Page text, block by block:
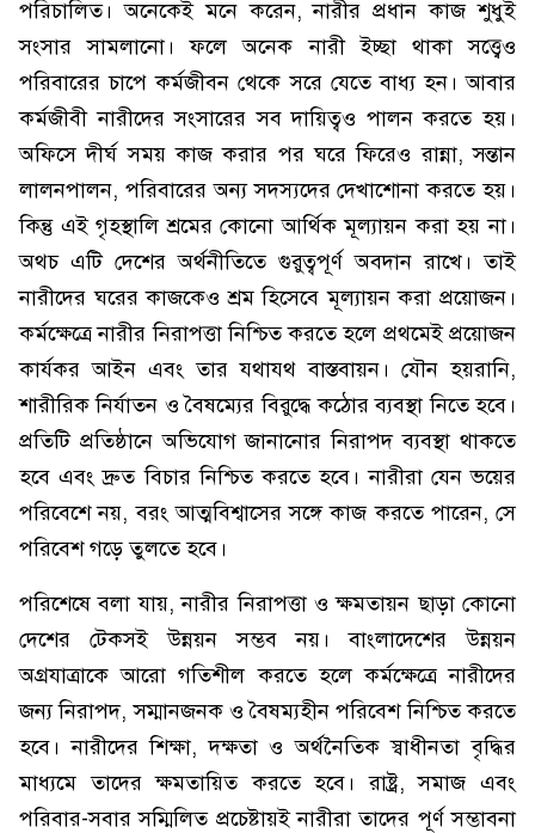
পরিচালিত। অনেকেই মনে করেন, নারীর প্রধান কাজ শুধুই
সংসার সামলানো। ফলে অনেক নারী ইচ্ছা থাকা সত্ত্বেও
পরিবারের চাপে কর্মজীবন থেকে সরে যেতে বাধ্য হন। আবার
কর্মজীবী নারীদের সংসারের সব দায়িত্বও পালন করতে হয়।
অফিসে দীর্ঘ সময় কাজ করার পর ঘরে ফিরেও রান্না, সন্তান
লালনপালন, পরিবারের অন্য সদস্যদের দেখাশোনা করতে হয়।
কিন্তু এই গৃহস্থালি শ্রমের কোনো আর্থিক মূল্যায়ন করা হয় না।
অথচ এটি দেশের অর্থনীতিতে গুরুত্বপূর্ণ অবদান রাখে। তাই
নারীদের ঘরের কাজকেও শ্রম হিসেবে মূল্যায়ন করা প্রয়োজন।
কর্মক্ষেত্রে নারীর নিরাপত্তা নিশ্চিত করতে হলে প্রথমেই প্রয়োজন
কার্যকর আইন এবং তার যথাযথ বাস্তবায়ন। যৌন হয়রানি,
শারীরিক নির্যাতন ও বৈষম্যের বিরুদ্ধে কঠোর ব্যবস্থা নিতে হবে।
প্রতিটি প্রতিষ্ঠানে অভিযোগ জানানোর নিরাপদ ব্যবস্থা থাকতে
হবে এবং দ্রুত বিচার নিশ্চিত করতে হবে। নারীরা যেন ভয়ের
পরিবেশে নয়, বরং আত্মবিশ্বাসের সঙ্গে কাজ করতে পারেন, সে
পরিবেশ গড়ে তুলতে হবে।
পরিশেষে বলা যায়, নারীর নিরাপত্তা ও ক্ষমতায়ন ছাড়া কোনো
দেশের টেকসই উন্নয়ন সম্ভব নয়। বাংলাদেশের উন্নয়ন
অগ্রযাত্রাকে আরো গতিশীল করতে হলে কর্মক্ষেত্রে নারীদের
জন্য নিরাপদ, সম্মানজনক ও বৈষম্যহীন পরিবেশ নিশ্চিত করতে
হবে। নারীদের শিক্ষা, দক্ষতা ও অর্থনৈতিক স্বাধীনতা বৃদ্ধির
মাধ্যমে তাদের ক্ষমতায়িত করতে হবে। রাষ্ট্র, সমাজ এবং
পরিবার-সবার সম্মিলিত প্রচেষ্টায়ই নারীরা তাদের পূর্ণ সম্ভাবনা